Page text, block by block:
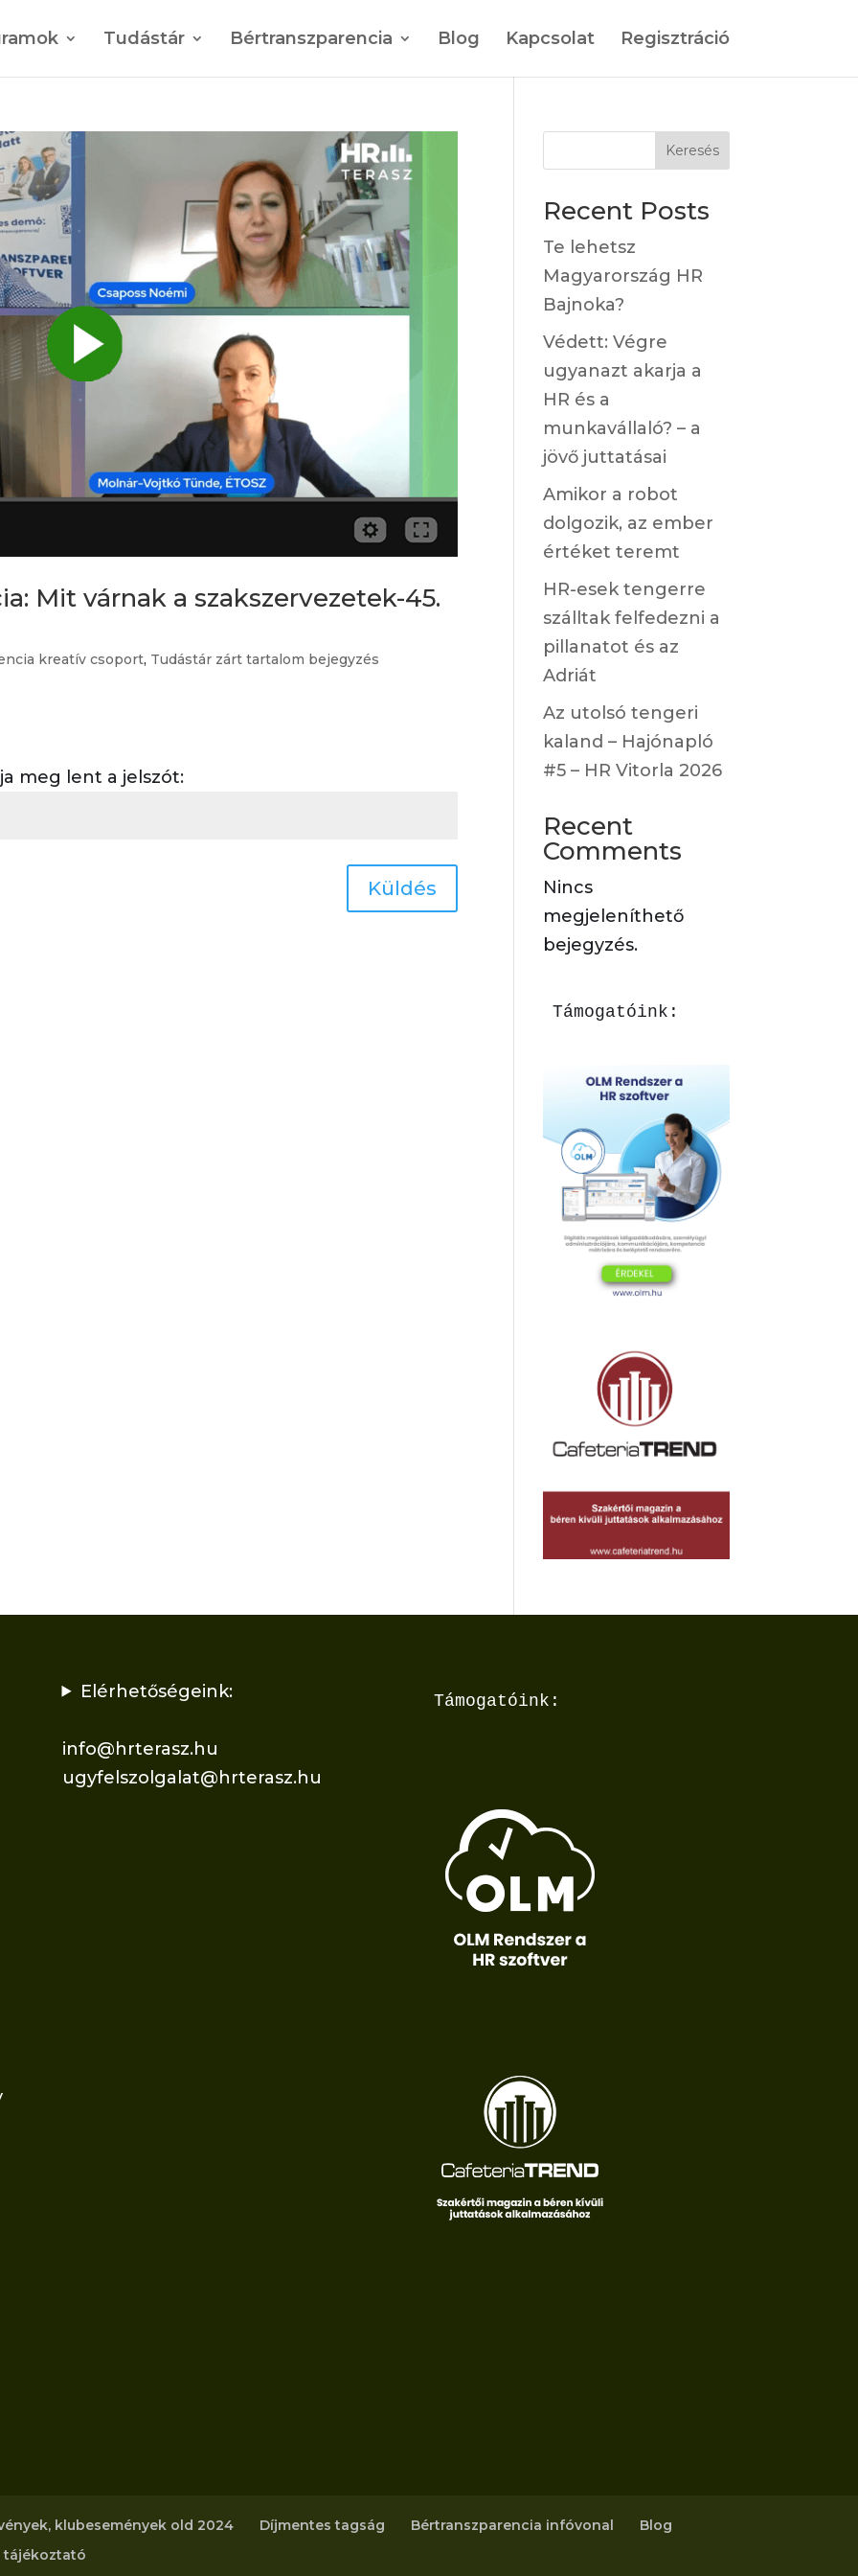
Tudástár Bértranszparencia Blog Kapcsolat Regisztráció
Mit várnak a szakszervezetek-45.
kreatív csoport, Tudástár zárt tartalom bejegyzés
meg lent a jelszót:
Küldés
Keresés
Recent Posts
Te lehetsz
Magyarország HR
Bajnoka?
Védett: Végre
ugyanazt akarja a
HR és a
munkavállaló? – a
jövő juttatásai
Amikor a robot
dolgozik, az ember
értéket teremt
HR-esek tengerre
szálltak felfedezni a
pillanatot és az
Adriát
Az utolsó tengeri
kaland – Hajónapló
#5 – HR Vitorla 2026
Recent
Comments
Nincs
megjeleníthető
bejegyzés.
Támogatóink:
Elérhetőségeink:
info@hrterasz.hu
ugyfelszolgalat@hrterasz.hu
Támogatóink:
klubesemények old 2024 Díjmentes tagság Bértranszparencia infóvonal
Blog
tájékoztató